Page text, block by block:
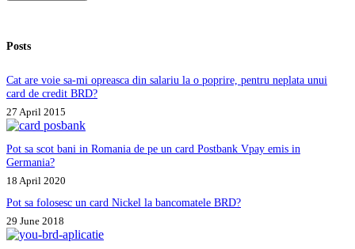
Posts
Cat are voie sa-mi opreasca din salariu la o poprire, pentru neplata unui
card de credit BRD?
27 April 2015
Pot sa scot bani in Romania de pe un card Postbank Vpay emis in
Germania?
18 April 2020
Pot sa folosesc un card Nickel la bancomatele BRD?
29 June 2018